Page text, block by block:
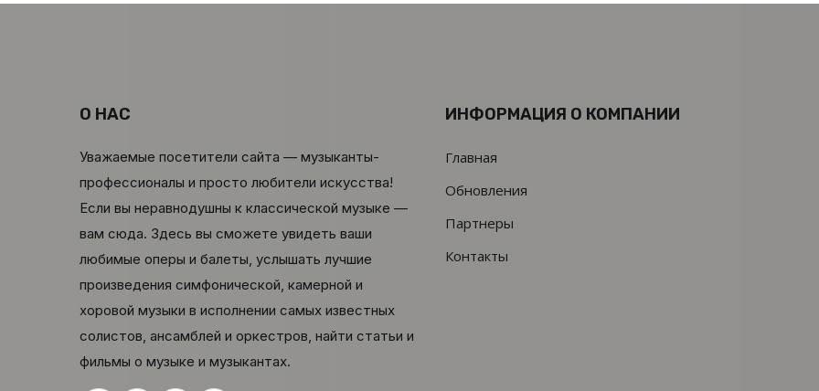
О НАС
Уважаемые посетители сайта — музыканты-
профессионалы и просто любители искусства!
Если вы неравнодушны к классической музыке —
вам сюда. Здесь вы сможете увидеть ваши
любимые оперы и балеты, услышать лучшие
произведения симфонической, камерной и
хоровой музыки в исполнении самых известных
солистов, ансамблей и оркестров, найти статьи и
фильмы о музыке и музыкантах.
ИНФОРМАЦИЯ О КОМПАНИИ
Главная
Обновления
Партнеры
Контакты